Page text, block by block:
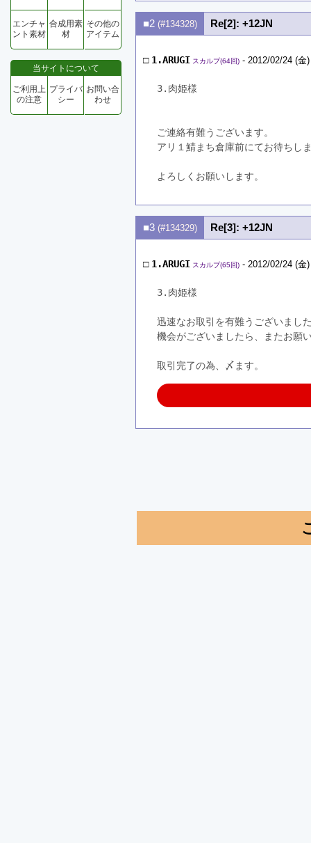
エンチャ
ント素材
合成用素
材
その他の
アイテム
当サイトについて
ご利用上
の注意
プライバ
シー
お問い合
わせ
■2 (#134328) Re[2]: +12JN
□ 1.ARUGI スカルプ(64回) - 2012/02/24 (
3.肉姫様
ご連絡有難うございます。
アリ１鯖まち倉庫前にてお待ちし
よろしくお願いします。
■3 (#134329) Re[3]: +12JN
□ 1.ARUGI スカルプ(65回) - 2012/02/24 (
3.肉姫様
迅速なお取引を有難うございまし
機会がございましたら、またお願
取引完了の為、〆ます。